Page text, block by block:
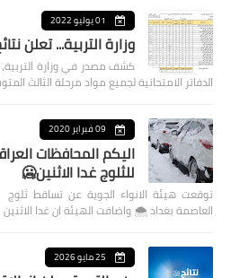
01 يوليو 2022
وزارة التربية... تعلن
كشف مصدر في وزارة التربية،
الدفاتر الامتحانية لجميع مواد مرحلة الثالث
09 فبراير 2020
اليكم المحافظات
للثلوج غدا الاثنين🥶
توقعت هيئة الانواء الجوية عن تساقط
العاصمة بغداد ⁦🌨️⁩ واضافت الهيئة ان غدا الاثنين …
25 مايو 2026